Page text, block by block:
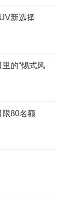
新选择
的“锡式风
限80名额